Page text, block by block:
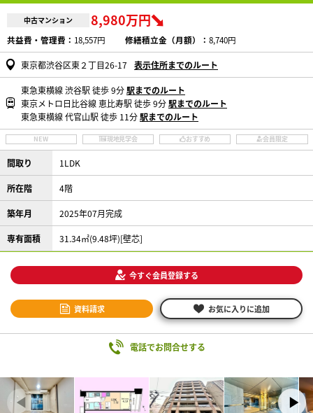
中古マンション 8,980万円
共益費・管理費： 18,557円 修繕積立金（月額）：8,740円
東京都渋谷区東２丁目26-17 表示住所までのルート
東急東横線 渋谷駅 徒歩 9分駅までのルート
東京メトロ日比谷線 恵比寿駅 徒歩 9分駅までのルート
東急東横線 代官山駅 徒歩 11分駅までのルート
NEW 現地見学会 おすすめ 会員限定
間取り 1LDK
所在階 4階
築年月 2025年07月完成
専有面積 31.34㎡(9.48坪)[壁芯]
今すぐ会員登録する
資料請求 お気に入りに追加
電話でお問合せする